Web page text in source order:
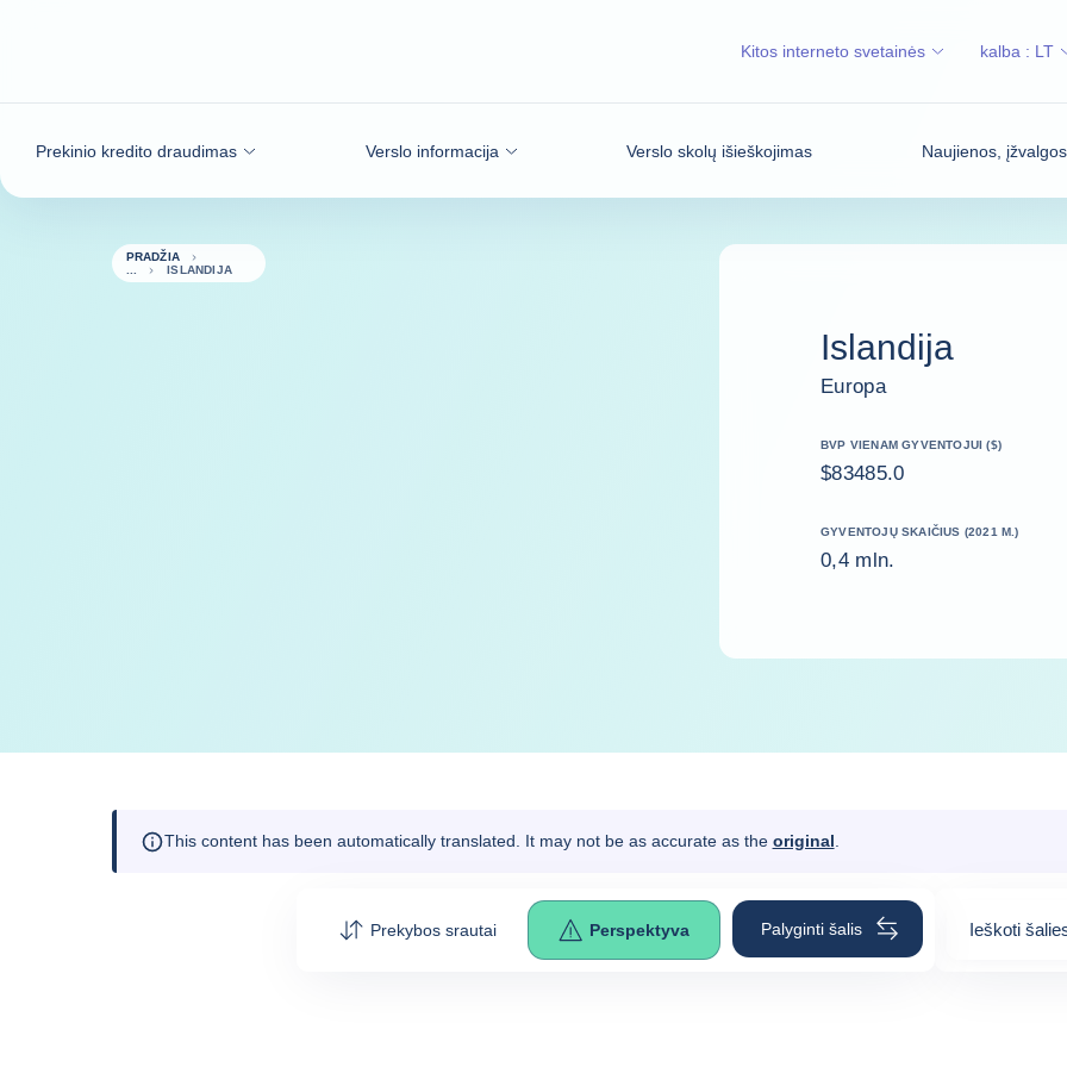
Prekinio kredito draudimas Verslo informacija Verslo skolų išieškojimas Naujienos,
Kitos interneto svetainės kalba : LT
PRADŽIA
ISLANDIJA
Islandija
Europa
BVP VIENAM GYVENTOJUI ($)
$83485.0
GYVENTOJŲ SKAIČIUS (2021 M.)
0,4 mln.
This content has been automatically translated. It may not be as accurate as the original
Prekybos srautai Perspektyva Palyginti šalis Ieškoti